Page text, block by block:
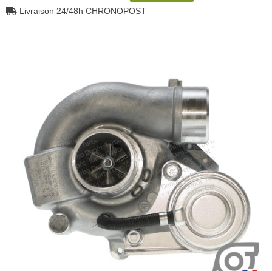
Livraison 24/48h CHRONOPOST